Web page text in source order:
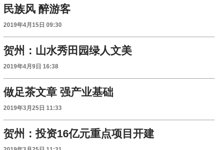
民族风 醉游客
2019年4月15日 09:30
贺州：山水秀田园绿人文美
2019年4月9日 16:38
做足茶文章 强产业基础
2019年3月25日 11:33
贺州：投资16亿元重点项目开建